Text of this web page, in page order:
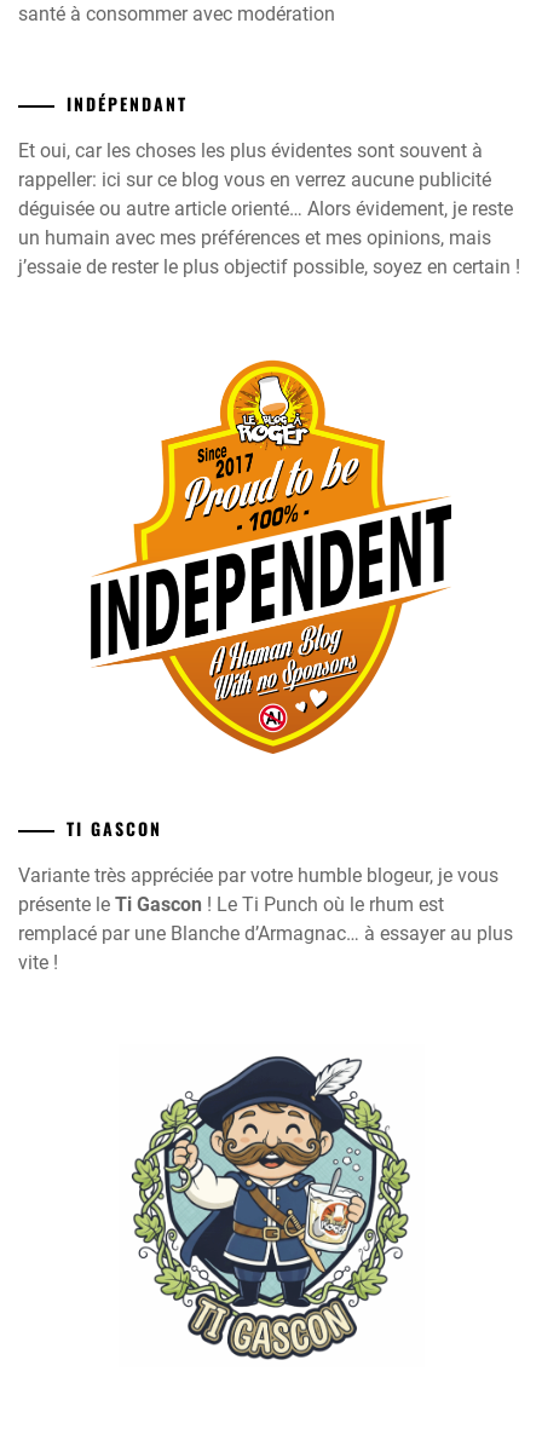
santé à consommer avec modération
INDÉPENDANT
Et oui, car les choses les plus évidentes sont souvent à
rappeller: ici sur ce blog vous en verrez aucune publicité
déguisée ou autre article orienté… Alors évidement, je reste
un humain avec mes préférences et mes opinions, mais
j’essaie de rester le plus objectif possible, soyez en certain !
TI GASCON
Variante très appréciée par votre humble blogeur, je vous
présente le Ti Gascon ! Le Ti Punch où le rhum est
remplacé par une Blanche d’Armagnac… à essayer au plus
vite !